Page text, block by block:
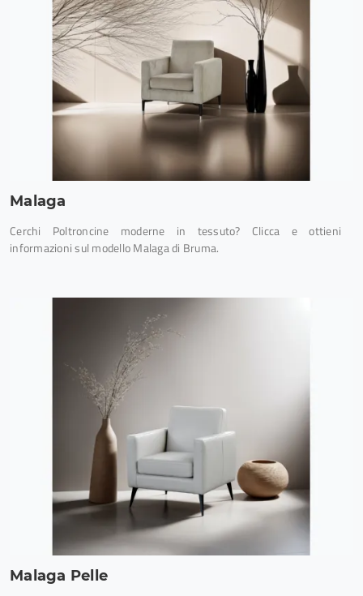
Malaga
Cerchi Poltroncine moderne in tessuto? Clicca e ottieni
informazioni sul modello Malaga di Bruma.
Malaga Pelle